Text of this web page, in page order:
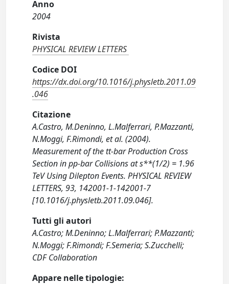
Anno
2004
Rivista
PHYSICAL REVIEW LETTERS
Codice DOI
https://dx.doi.org/10.1016/j.physletb.2011.09
.046
Citazione
A.Castro, M.Deninno, L.Malferrari, P.Mazzanti,
N.Moggi, F.Rimondi, et al. (2004).
Measurement of the tt-bar Production Cross
Section in pp-bar Collisions at s**(1/2) = 1.96
TeV Using Dilepton Events. PHYSICAL REVIEW
LETTERS, 93, 142001-1-142001-7
[10.1016/j.physletb.2011.09.046].
Tutti gli autori
A.Castro; M.Deninno; L.Malferrari; P.Mazzanti;
N.Moggi; F.Rimondi; F.Semeria; S.Zucchelli;
CDF Collaboration
Appare nelle tipologie: